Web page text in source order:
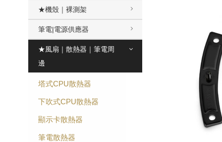
★機殼｜裸測架
筆電|電源供應器
★風扇｜散熱器｜筆電周
邊
塔式CPU散熱器
下吹式CPU散熱器
顯示卡散熱器
筆電散熱器